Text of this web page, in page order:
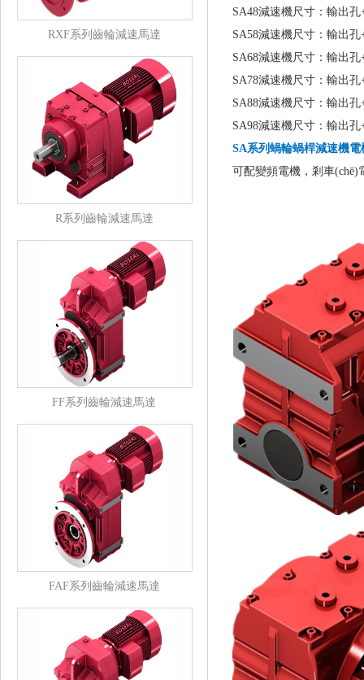
RXF系列齒輪減速馬達
R系列齒輪減速馬達
FF系列齒輪減速馬達
FAF系列齒輪減速馬達
SA48減速機尺寸：輸出孔
SA58減速機尺寸：輸出孔+
SA68減速機尺寸：輸出孔+
SA78減速機尺寸：輸出孔
SA88減速機尺寸：輸出孔
SA98減速機尺寸：輸出孔
SA系列蝸輪蝸桿減速機電
可配變頻電機，剎車(chē)